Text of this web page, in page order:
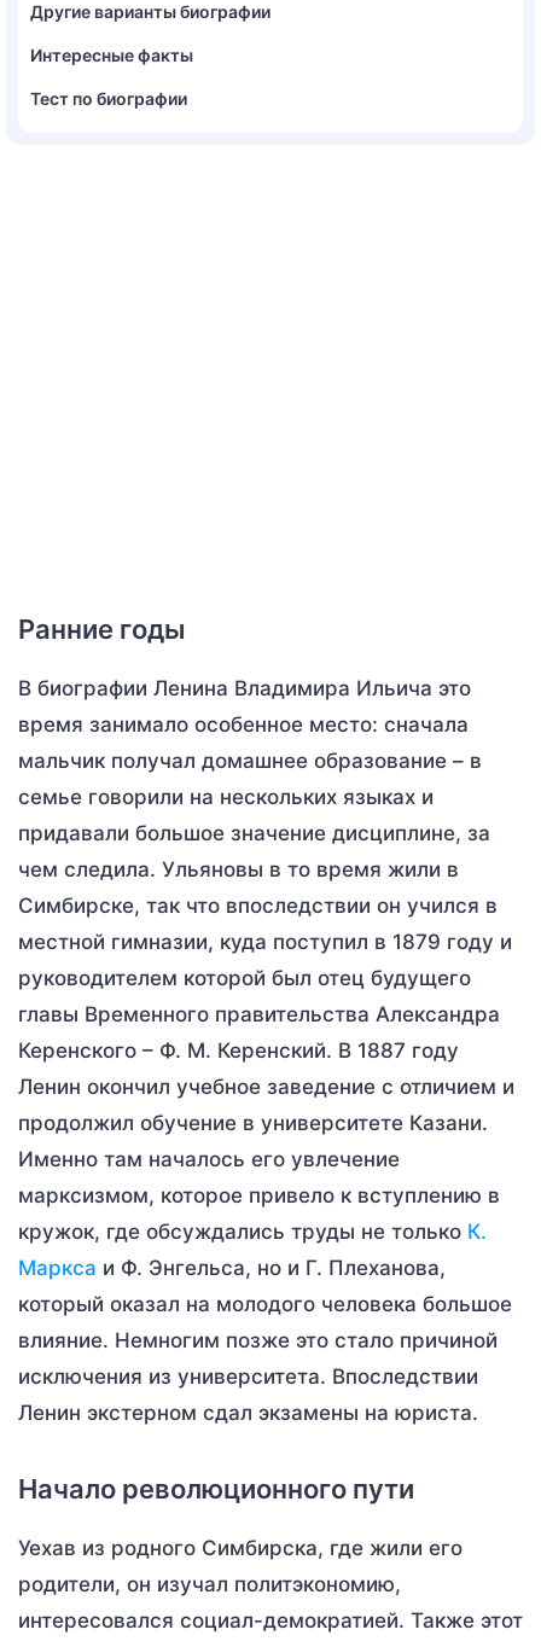
Другие варианты биографии
Интересные факты
Тест по биографии
Ранние годы
В биографии Ленина Владимира Ильича это
время занимало особенное место: сначала
мальчик получал домашнее образование – в
семье говорили на нескольких языках и
придавали большое значение дисциплине, за
чем следила. Ульяновы в то время жили в
Симбирске, так что впоследствии он учился в
местной гимназии, куда поступил в 1879 году и
руководителем которой был отец будущего
главы Временного правительства Александра
Керенского – Ф. М. Керенский. В 1887 году
Ленин окончил учебное заведение с отличием и
продолжил обучение в университете Казани.
Именно там началось его увлечение
марксизмом, которое привело к вступлению в
кружок, где обсуждались труды не только К.
Маркса и Ф. Энгельса, но и Г. Плеханова,
который оказал на молодого человека большое
влияние. Немногим позже это стало причиной
исключения из университета. Впоследствии
Ленин экстерном сдал экзамены на юриста.
Начало революционного пути
Уехав из родного Симбирска, где жили его
родители, он изучал политэкономию,
интересовался социал-демократией. Также этот